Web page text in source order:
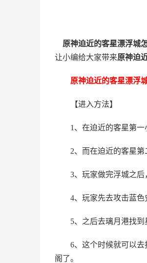
原神迫近的客星漂浮城
让小编给大家带来原神迫
原神迫近的客星漂浮
【进入方法】
1、在迫近的客星第一
2、而在迫近的客星第
3、玩家做完浮城之后
4、玩家先去攻击蓝色
5、之后去璃月港找到
6、这个时候就可以去找
阁了。